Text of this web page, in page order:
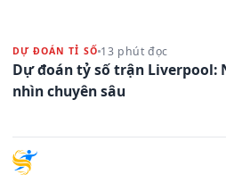
DỰ ĐOÁN TỈ SỐ 13 phút đọc
Dự đoán tỷ số trận Liverpool:
nhìn chuyên sâu